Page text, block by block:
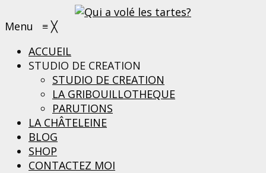
Menu ≡ ╳
ACCUEIL
STUDIO DE CREATION
STUDIO DE CREATION
LA GRIBOUILLOTHEQUE
PARUTIONS
LA CHÂTELEINE
BLOG
SHOP
CONTACTEZ MOI